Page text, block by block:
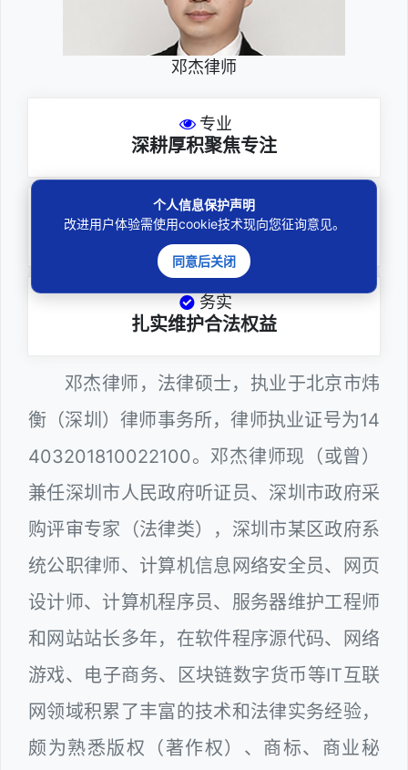
邓杰律师
专业
深耕厚积聚焦专注
尽责
全力办理委托事项
务实
扎实维护合法权益
邓杰律师，法律硕士，执业于北京市炜
衡（深圳）律师事务所，律师执业证号为14
403201810022100。邓杰律师现（或曾）
兼任深圳市人民政府听证员、深圳市政府采
购评审专家（法律类），深圳市某区政府系
统公职律师、计算机信息网络安全员、网页
设计师、计算机程序员、服务器维护工程师
和网站站长多年，在软件程序源代码、网络
游戏、电子商务、区块链数字货币等IT互联
网领域积累了丰富的技术和法律实务经验，
颇为熟悉版权（著作权）、商标、商业秘
个人信息保护声明
改进用户体验需使用cookie技术现向您征询意见。
同意后关闭